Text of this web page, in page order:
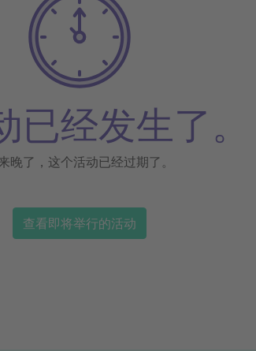
已经发生了。
晚了，这个活动已经过期了。
查看即将举行的活动